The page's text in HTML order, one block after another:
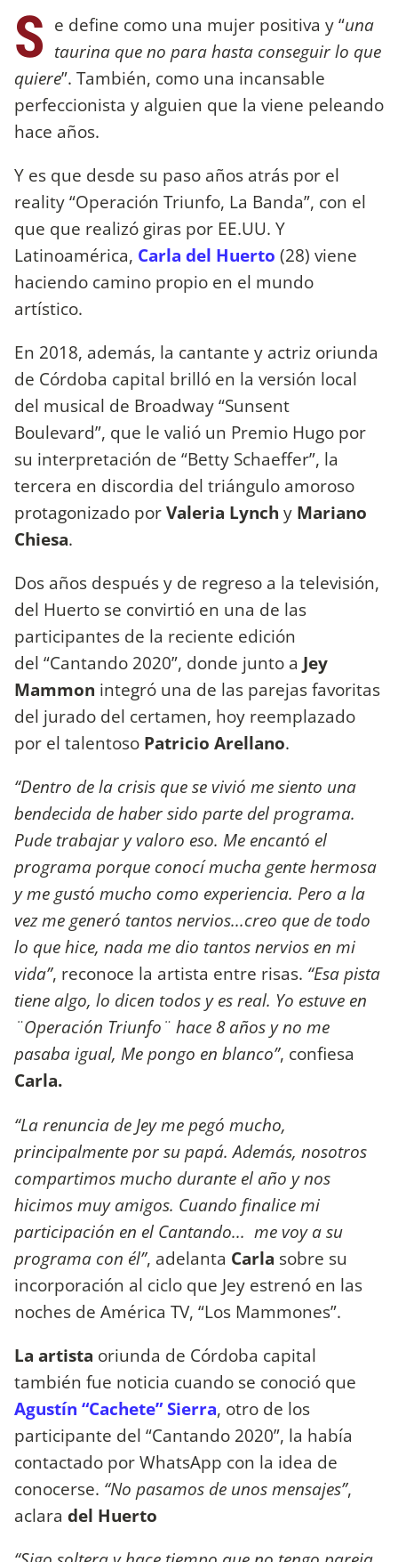
S e define como una mujer positiva y “una
taurina que no para hasta conseguir lo que
quiere”. También, como una incansable
perfeccionista y alguien que la viene peleando
hace años.
Y es que desde su paso años atrás por el
reality “Operación Triunfo, La Banda”, con el
que que realizó giras por EE.UU. Y
Latinoamérica, Carla del Huerto (28) viene
haciendo camino propio en el mundo
artístico.
En 2018, además, la cantante y actriz oriunda
de Córdoba capital brilló en la versión local
del musical de Broadway “Sunsent
Boulevard”, que le valió un Premio Hugo por
su interpretación de “Betty Schaeffer”, la
tercera en discordia del triángulo amoroso
protagonizado porValeria Lynch y Mariano
Chiesa.
Dos años después y de regreso a la televisión,
del Huerto se convirtió en una de las
participantes de la reciente edición
del “Cantando 2020”, donde junto a Jey
Mammon integró una de las parejas favoritas
del jurado del certamen, hoy reemplazado
por el talentoso Patricio Arellano.
“Dentro de la crisis que se vivió me siento una
bendecida de haber sido parte del programa.
Pude trabajar y valoro eso. Me encantó el
programa porque conocí mucha gente hermosa
y me gustó mucho como experiencia. Pero a la
vez me generó tantos nervios...creo que de todo
lo que hice, nada me dio tantos nervios en mi
vida”, reconoce la artista entre risas. “Esa pista
tiene algo, lo dicen todos y es real. Yo estuve en
¨Operación Triunfo¨ hace 8 años y no me
pasaba igual, Me pongo en blanco”, confiesa
Carla.
“La renuncia de Jey me pegó mucho,
principalmente por su papá. Además, nosotros
compartimos mucho durante el año y nos
hicimos muy amigos. Cuando finalice mi
participación en el Cantando... me voy a su
programa con él”, adelanta Carla sobre su
incorporación al ciclo que Jey estrenó en las
noches de América TV, “Los Mammones”.
La artista oriunda de Córdoba capital
también fue noticia cuando se conoció que
Agustín “Cachete” Sierra, otro de los
participante del “Cantando 2020”, la había
contactado por WhatsApp con la idea de
conocerse. “No pasamos de unos mensajes”,
aclara del Huerto